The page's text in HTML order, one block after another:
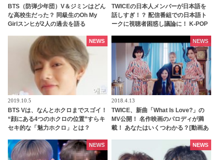
BTS（防弾少年団）V＆ジミンはどん
な高校生だった？ 同級生のOh My
Girlスンヒが2人の過去を語る
TWICEの日本人メンバーが日本語を
話しすぎ！？ 配信番組での日本語ト
ークに視聴者困惑し議論に！ K-POP
2019.10.5
BTS Vは、なんとホクロまでスゴイ！
“顔にある4つのホクロの位置”すらキ
セキ的な「魅力ホクロ」とは？
NEWS
2018.4.13
TWICE、新曲「What Is Love?」の
MV公開！ 名作映画のパロディが満
載！ あなたはいくつわかる？[動画あ
NEWS
NEWS NEWS